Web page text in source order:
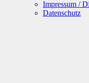
Impressum /
Datenschutz